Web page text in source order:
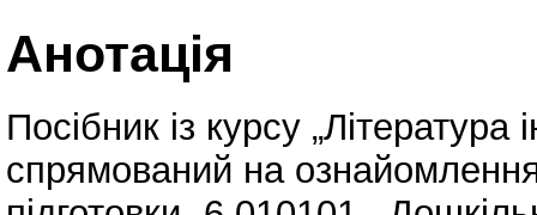
Анотація
Посібник із курсу „Література
спрямований на